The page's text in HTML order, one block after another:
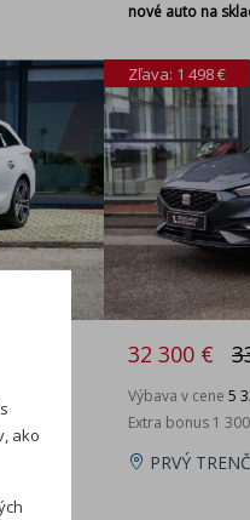
nové auto na
Zľava: 1 498 €
32 300 €
Výbava v cene 5
Extra bonus 1
PRVÝ
ako